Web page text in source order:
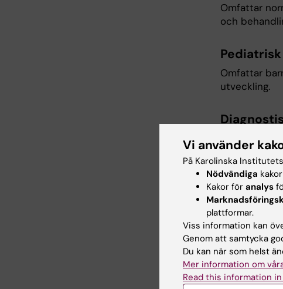
Omfattar
och
Omfattar
utveckling.
Diagnostiska
ögats
90D lins,
Den
och kursen
Vi använder
På Karolinska
Nödvändiga
Kakor för analys
plattformar.
Viss information kan
Genom att samtycka
Du kan när som helst
Mer information om
Read this information in